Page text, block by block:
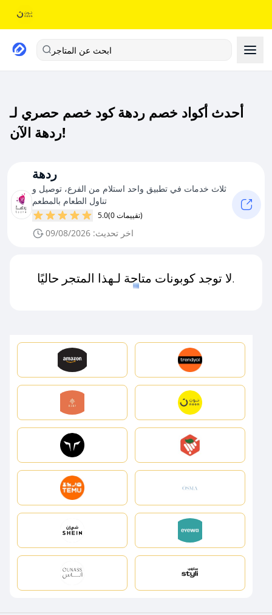
ابحث عن المتاجر
أحدث أكواد خصم ردهة كود خصم حصري لـ
ردهة الآن!
ردهة
ثلاث خدمات في تطبيق واحد استلام من الفرع، توصيل و
تناول الطعام بالمطعم
5.0 (0 تقييمات)
اخر تحديث: 09/08/2026
لا توجد كوبونات متاحة لـهذا المتجر حاليًا.